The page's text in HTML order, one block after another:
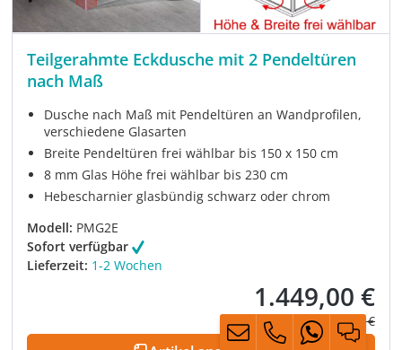
Teilgerahmte Eckdusche mit 2 Pendeltüren
nach Maß
Dusche nach Maß mit Pendeltüren an Wandprofilen,
verschiedene Glasarten
Breite Pendeltüren frei wählbar bis 150 x 150 cm
8 mm Glas Höhe frei wählbar bis 230 cm
Hebescharnier glasbündig schwarz oder chrom
Modell: PMG2E
Sofort verfügbar
Lieferzeit: 1-2 Wochen
Verkaufspreis:
1.449,00 €
Regulärer
1.985,00 €